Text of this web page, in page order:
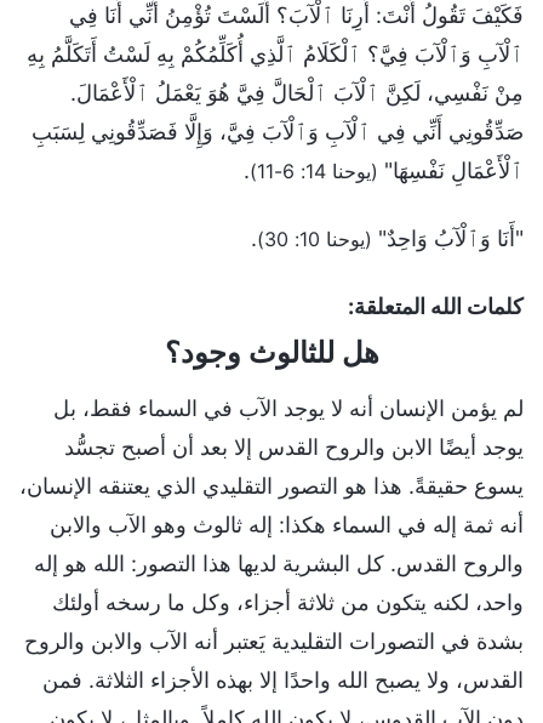
فَكَيْفَ تَقُولُ أَنْتَ: أَرِنَا ٱلْآبَ؟ أَلَسْتَ تُؤْمِنُ أَنِّي أَنَا فِي
ٱلْآبِ وَٱلْآبَ فِيَّ؟ ٱلْكَلَامُ ٱلَّذِي أُكَلِّمُكُمْ بِهِ لَسْتُ أَتَكَلَّمُ بِهِ
مِنْ نَفْسِي، لَكِنَّ ٱلْآبَ ٱلْحَالَّ فِيَّ هُوَ يَعْمَلُ ٱلْأَعْمَالَ.
صَدِّقُونِي أَنِّي فِي ٱلْآبِ وَٱلْآبَ فِيَّ، وَإِلَّا فَصَدِّقُونِي لِسَبَبِ
ٱلْأَعْمَالِ نَفْسِهَا" (يوحنا 14: 6-11) .
"أَنَا وَٱلْآبُ وَاحِدٌ" (يوحنا 10: 30) .
كلمات الله المتعلقة:
هل للثالوث وجود؟
لم يؤمن الإنسان أنه لا يوجد الآب في السماء فقط، بل
يوجد أيضًا الابن والروح القدس إلا بعد أن أصبح تجسُّد
يسوع حقيقةً. هذا هو التصور التقليدي الذي يعتنقه الإنسان،
أنه ثمة إله في السماء هكذا: إله ثالوث وهو الآب والابن
والروح القدس. كل البشرية لديها هذا التصور: الله هو إله
واحد، لكنه يتكون من ثلاثة أجزاء، وكل ما رسخه أولئك
بشدة في التصورات التقليدية يَعتبر أنه الآب والابن والروح
القدس، ولا يصبح الله واحدًا إلا بهذه الأجزاء الثلاثة. فمن